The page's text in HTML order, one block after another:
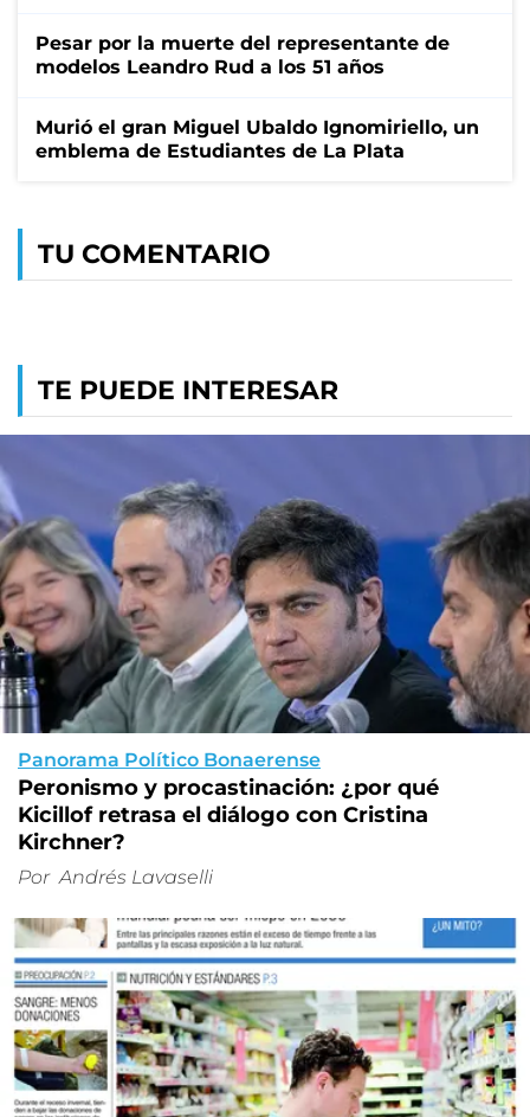
Pesar por la muerte del representante de
modelos Leandro Rud a los 51 años
Murió el gran Miguel Ubaldo Ignomiriello, un
emblema de Estudiantes de La Plata
TU COMENTARIO
TE PUEDE INTERESAR
Panorama Político Bonaerense
Peronismo y procastinación: ¿por qué
Kicillof retrasa el diálogo con Cristina
Kirchner?
Por Andrés Lavaselli